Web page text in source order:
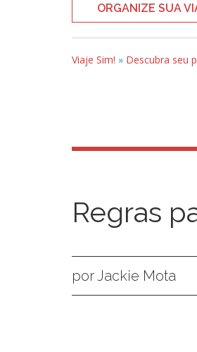
ORGANIZE SUA
Viaje Sim! » Descubra seu
Regras
por Jackie Mota